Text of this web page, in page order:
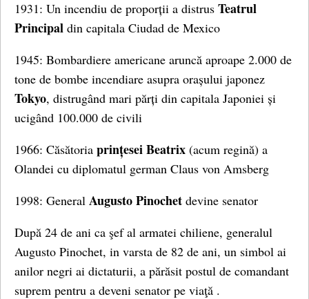
1931: Un incendiu de proporții a distrus Teatrul
Principal din capitala Ciudad de Mexico
1945: Bombardiere americane aruncă aproape 2.000 de
tone de bombe incendiare asupra orașului japonez
Tokyo, distrugând mari părți din capitala Japoniei și
ucigând 100.000 de civili
1966: Căsătoria prințesei Beatrix (acum regină) a
Olandei cu diplomatul german Claus von Amsberg
1998: General Augusto Pinochet devine senator
După 24 de ani ca şef al armatei chiliene, generalul
Augusto Pinochet, in varsta de 82 de ani, un simbol ai
anilor negri ai dictaturii, a părăsit postul de comandant
suprem pentru a deveni senator pe viaţă .